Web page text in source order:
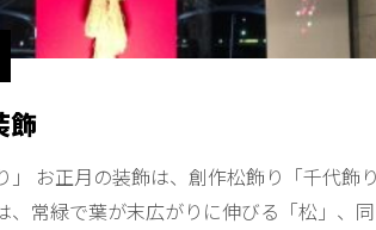
飾
」 お正月の装飾は、創作松飾り「千代飾
、常緑で葉が末広がりに伸びる「松」、